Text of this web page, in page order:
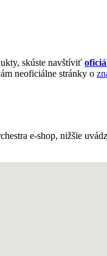
skúste navštíviť
neoficiálne stránky o
e-shop, nižšie